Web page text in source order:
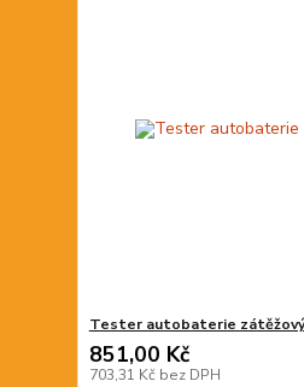
Tester autobaterie zátěžový
851,00 Kč
703,31 Kč bez DPH